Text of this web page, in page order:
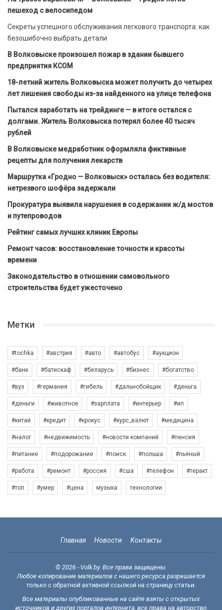
пешеход с велосипедом
Секреты успешного обслуживания легкового транспорта: как
безошибочно выбрать детали
В Волковыске произошел пожар в здании бывшего
предприятия КСОМ
18-летний житель Волковыска может получить до четырех
лет лишения свободы из-за найденного на улице телефона
Пытался заработать на трейдинге — в итоге остался с
долгами. Житель Волковыска потерял более 40 тысяч
рублей
В Волковыске медработник оформляла фиктивные
рецепты для получения лекарств
Маршрутка «Гродно — Волковыск» осталась без водителя:
нетрезвого шофёра задержали
Прокуратура выявила нарушения в содержании ж/д мостов
и путепроводов
Рейтинг самых лучших клиник Европы
Ремонт часов: восстановление точности и красоты
времени
Законодательство в отношении самовольного
строительства будет ужесточено
Метки
#tochka #австрия #авто #автобус #аукцион
#банк #батискаф #беларусь #бизнес #богатство
#вуз #германия #гибель #дальнобойщик #деньга
#деньги #животное #зарплата #интерьер #ип
#китай #кредит #крокус #курс_валют #медицина
#налог #недвижимость #новости компаний #пенсия
#питание #подорожание #поиск #польша #пьяный
#работа #ремонт #россия #сша #телефон #теракт
#топ #умер #цена музыка технологии
Главная Новости Контакты
© 2026 - Volk.by. Все права защищены.
Любое копирование материалов с нашего ресурса разрешается
только с обратной активной ссылкой на страницу статьи.
Все материалы опубликованные на сайте взяты с открытых
источников и других порталов интернета, все права на авторство